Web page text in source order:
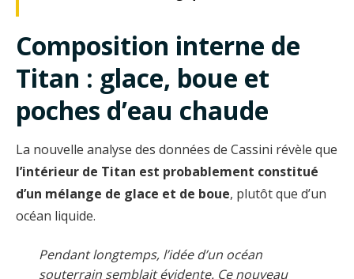
Composition interne de
Titan : glace, boue et
poches d’eau chaude
La nouvelle analyse des données de Cassini révèle que
l’intérieur de Titan est probablement constitué
d’un mélange de glace et de boue, plutôt que d’un
océan liquide.
Pendant longtemps, l’idée d’un océan
souterrain semblait évidente. Ce nouveau